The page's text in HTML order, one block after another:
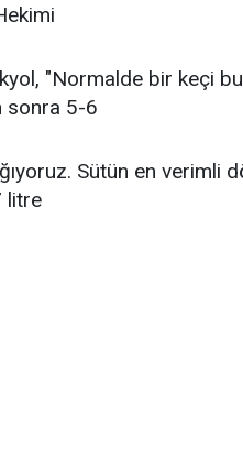
"Normalde bir keçi
sonra 5-6
Sütün en verimli
litre